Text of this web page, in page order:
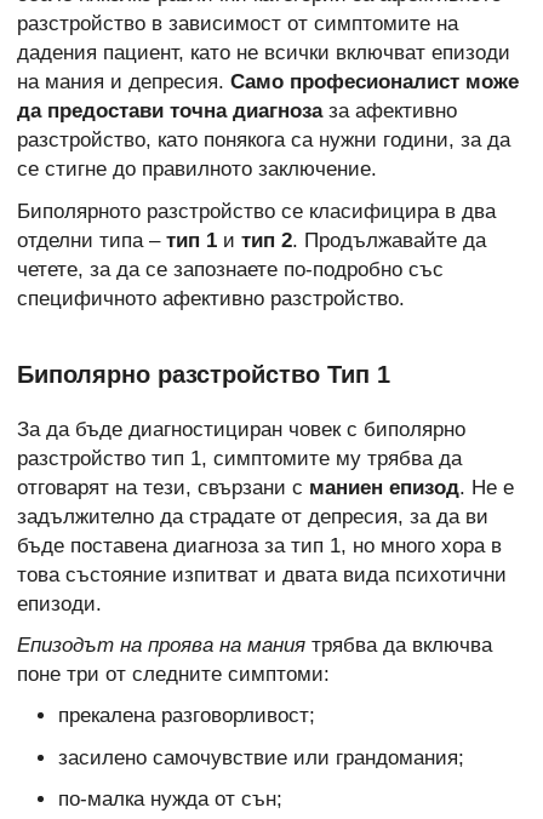
разстройство в зависимост от симптомите на
дадения пациент, като не всички включват епизоди
на мания и депресия. Само професионалист може
да предостави точна диагнозаза афективно
разстройство, като понякога са нужни години, за да
се стигне до правилното заключение.
Биполярното разстройство се класифицира в два
отделни типа – тип 1 и тип 2. Продължавайте да
четете, за да се запознаете по-подробно със
специфичното афективно разстройство.
Биполярно разстройство Тип 1
За да бъде диагностициран човек с биполярно
разстройство тип 1, симптомите му трябва да
отговарят на тези, свързани с маниен епизод. Не е
задължително да страдате от депресия, за да ви
бъде поставена диагноза за тип 1, но много хора в
това състояние изпитват и двата вида психотични
епизоди.
Епизодът на проява на мания трябва да включва
поне три от следните симптоми:
прекалена разговорливост;
засилено самочувствие или грандомания;
по-малка нужда от сън;